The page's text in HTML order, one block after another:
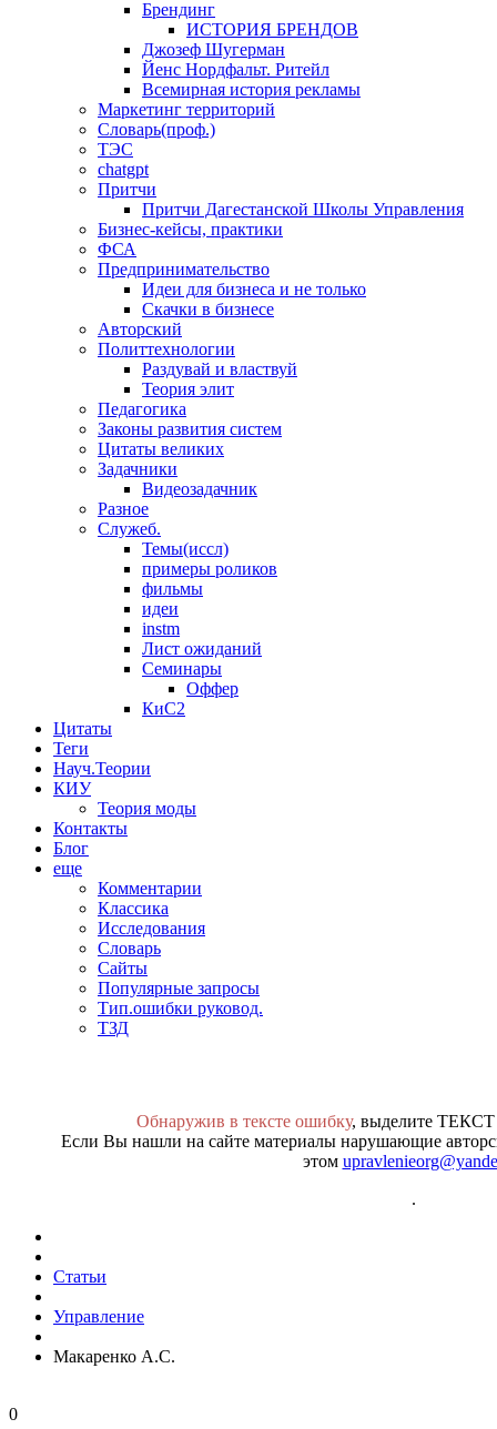
Брендинг
ИСТОРИЯ БРЕНДОВ
Джозеф Шугерман
​Йенс Нордфальт. Ритейл
Всемирная история рекламы
Маркетинг территорий
Словарь(проф.)
ТЭС
chatgpt
Притчи
Притчи Дагестанской Школы Управления
Бизнес-кейсы, практики
ФСА
Предпринимательство
Идеи для бизнеса и не только
Скачки в бизнесе
Авторский
Политтехнологии
Раздувай и властвуй
Теория элит
​Педагогика
Законы развития систем
Цитаты великих
Задачники
Видеозадачник
Разное
Служеб.
Темы(иссл)
примеры роликов
фильмы
идеи
instm
Лист ожиданий
Семинары
Оффер
КиС2
Цитаты
Теги
Науч.Теории
КИУ
Теория моды
Контакты
Блог
еще
Комментарии
Классика
Исследования
Словарь
Сайты
Популярные запросы
Тип.ошибки руковод.
ТЗД
Обнаружив в тексте ошибку, выделите
Если Вы нашли на сайте материалы нарушающие
этом
.
Статьи
Управление
Макаренко А.С.
0